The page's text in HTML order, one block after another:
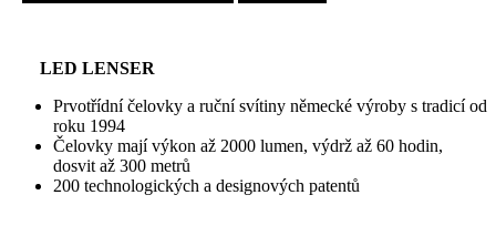
LED LENSER
Prvotřídní čelovky a ruční svítiny německé výroby s tradicí od
roku 1994
Čelovky mají výkon až 2000 lumen, výdrž až 60 hodin,
dosvit až 300 metrů
200 technologických a designových patentů